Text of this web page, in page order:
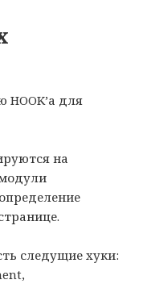
для
на
следущие хуки: